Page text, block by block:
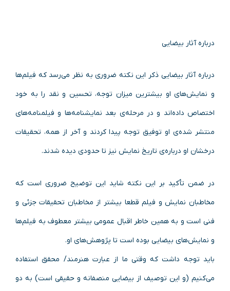
درباره آثار بیضایی
درباره‌ آثار بیضایی ذکر این نکته ضروری به نظر می‌رسد که فیلم‌ها
و نمایش‌‌های او بیشترین میزان توجه، تحسین و نقد را به خود
اختصاص داده‌اند و در مرحله‌ی بعد نمایشنامه‌ها و فیلمنامه‌های
منتشر شده‌ی‌ او توفیق توجه پیدا کردند و آخر از همه، تحقیقات
درخشان او درباره‌ی تاریخ نمایش نیز تا حدودی دیده شدند.
در ضمن تأکید بر این نکته شاید این توضیح ضروری است که
مخاطبان نمایش و فیلم قطعا بیشتر از مخاطبان تحقیقات جزئی و
فنی است و به همین خاطر اقبال عمومی بیشتر معطوف به فیلم‌ها
و نمایش‌های بیضایی بوده است تا پژوهش‌های او.
باید توجه داشت که وقتی ما از عبارت هنرمند/ محقق استفاده
می‌کنیم (و این توصیف از بیضایی منصفانه و حقیقی است) به دو